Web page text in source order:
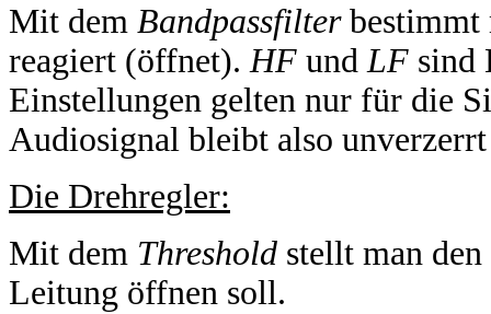
Mit dem Bandpassfilterbestimmt
reagiert (öffnet). HF und LF sind
Einstellungen gelten nur für die
Audiosignal bleibt also unverzerrt
Die Drehregler:
Mit dem Threshold stellt man
Leitung öffnen soll.